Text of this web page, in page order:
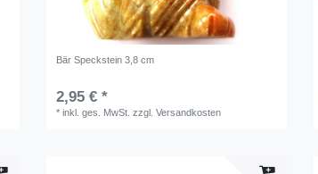
Bär Speckstein 3,8 cm
2,95 € *
*inkl. ges. MwSt. zzgl.Versandkosten